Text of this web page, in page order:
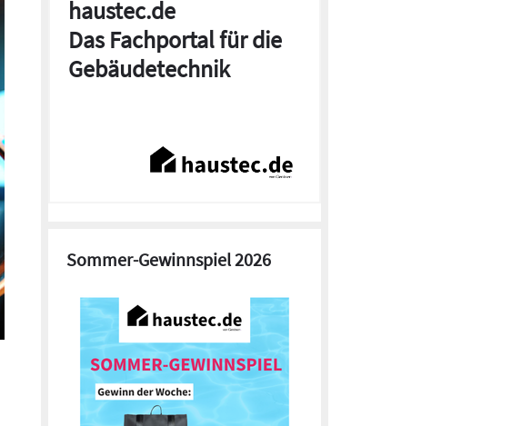
haustec.de
Das Fachportal für die
Gebäudetechnik
Sommer-Gewinnspiel 2026